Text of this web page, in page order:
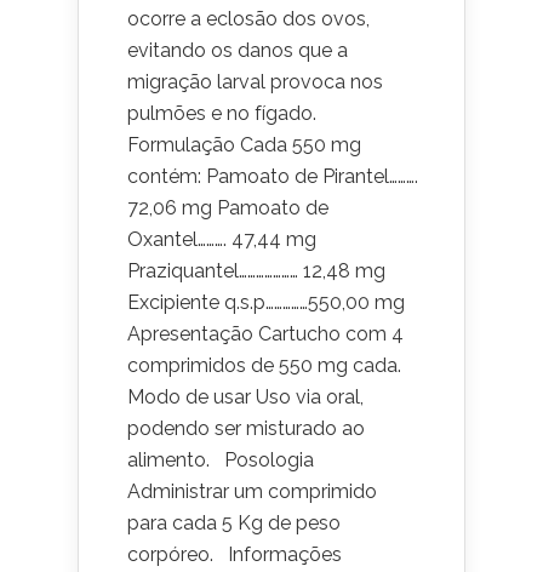
ocorre a eclosão dos ovos,
evitando os danos que a
migração larval provoca nos
pulmões e no fígado.
Formulação Cada 550 mg
contém: Pamoato de Pirantel……….
72,06 mg Pamoato de
Oxantel………. 47,44 mg
Praziquantel………………… 12,48 mg
Excipiente q.s.p……………550,00 mg
Apresentação Cartucho com 4
comprimidos de 550 mg cada.
Modo de usar Uso via oral,
podendo ser misturado ao
alimento. Posologia
Administrar um comprimido
para cada 5 Kg de peso
corpóreo. Informações